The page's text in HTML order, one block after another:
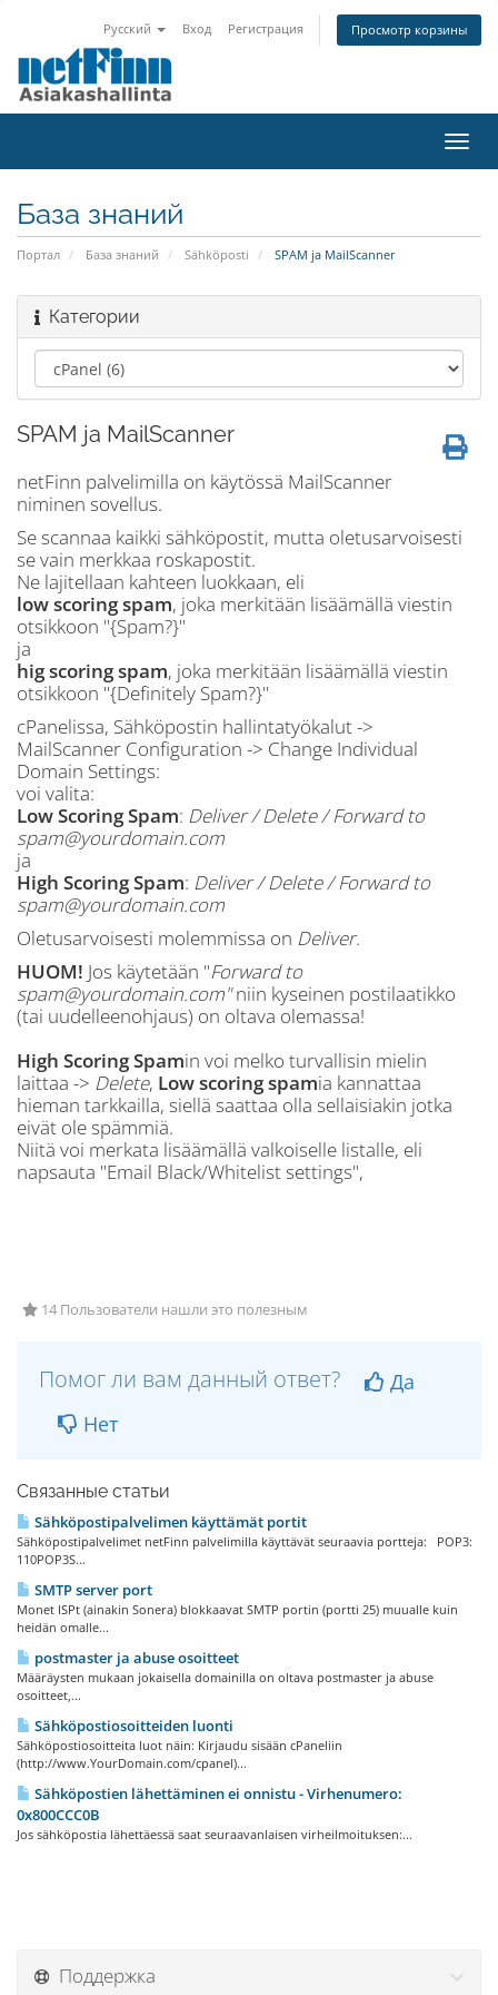
Русский Вход Регистрация Просмотр корзины
База знаний
Портал База знаний Sähköposti SPAM ja MailScanner
Категории
SPAM ja MailScanner
netFinn palvelimilla on käytössä MailScanner
niminen sovellus.
Se scannaa kaikki sähköpostit, mutta oletusarvoisesti
se vain merkkaa roskapostit.
Ne lajitellaan kahteen luokkaan, eli
low scoring spam, joka merkitään lisäämällä viestin
otsikkoon "{Spam?}"
ja
hig scoring spam, joka merkitään lisäämällä viestin
otsikkoon "{Definitely Spam?}"
cPanelissa, Sähköpostin hallintatyökalut ->
MailScanner Configuration -> Change Individual
Domain Settings:
voi valita:
Low Scoring Spam: Deliver / Delete / Forward to
spam@yourdomain.com
ja
High Scoring Spam: Deliver / Delete / Forward to
spam@yourdomain.com
Oletusarvoisesti molemmissa on Deliver.
HUOM! Jos käytetään "Forward to
spam@yourdomain.com"niin kyseinen postilaatikko
(tai uudelleenohjaus) on oltava olemassa!
High Scoring Spamin voi melko turvallisin mielin
laittaa -> Delete, Low scoring spamia kannattaa
hieman tarkkailla, siellä saattaa olla sellaisiakin jotka
eivät ole spämmiä.
Niitä voi merkata lisäämällä valkoiselle listalle, eli
napsauta "Email Black/Whitelist settings",
14 Пользователи нашли это полезным
Помог ли вам данный ответ?
Да
Нет
Связанные статьи
Sähköpostipalvelimen käyttämät portit
Sähköpostipalvelimet netFinn palvelimilla käyttävät seuraavia portteja: POP3:
110POP3S...
SMTP server port
Monet ISPt (ainakin Sonera) blokkaavat SMTP portin (portti 25) muualle kuin
heidän omalle...
postmaster ja abuse osoitteet
Määräysten mukaan jokaisella domainilla on oltava postmaster ja abuse
osoitteet,...
Sähköpostiosoitteiden luonti
Sähköpostiosoitteita luot näin: Kirjaudu sisään cPaneliin
(http://www.YourDomain.com/cpanel)...
Sähköpostien lähettäminen ei onnistu - Virhenumero:
0x800CCC0B
Jos sähköpostia lähettäessä saat seuraavanlaisen virheilmoituksen:...
Поддержка